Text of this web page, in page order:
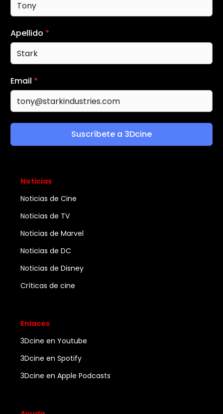
Apellido *
Email *
Suscríbete a 3Dcine
Noticias
Noticias de Cine
Noticias de TV
Noticias de Marvel
Noticias de DC
Noticias de Disney
Críticas de cine
Enlaces
3Dcine en Youtube
3Dcine en Spotify
3Dcine en Apple Podcasts